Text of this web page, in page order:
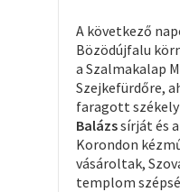
A következő
Bözödújfalu
a Szalmakalap
Szejkefürdőre,
faragott
Balázssírját és
Korondon
vásároltak,
templom